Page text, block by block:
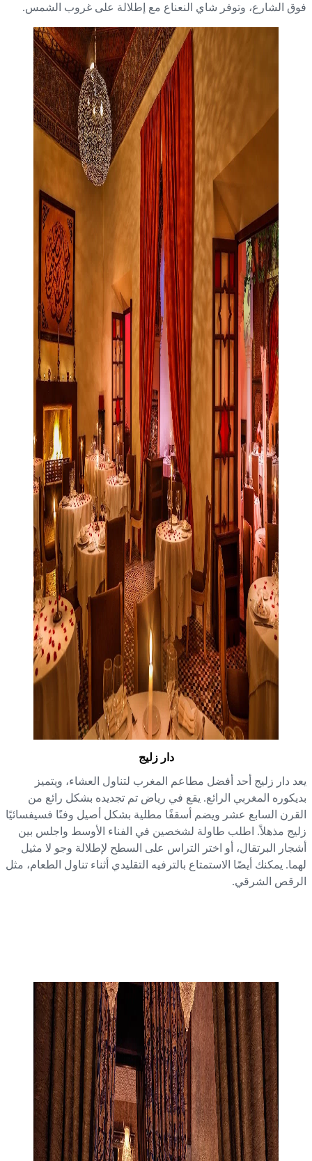
الشارع، وتوفر شاي النعناع مع إطلالة على غروب الشمس.
دار زليج
دار زليج أحد أفضل مطاعم المغرب لتناول العشاء، ويتميز
المغربي الرائع. يقع في رياض تم تجديده بشكل رائع من
السابع عشر ويضم أسقفًا مطلية بشكل أصيل وفنًا فسيفسائيًا
مذهلاً. اطلب طاولة لشخصين في الفناء الأوسط واجلس بين
البرتقال، أو اختر التراس على السطح لإطلالة وجو لا مثيل
يمكنك أيضًا الاستمتاع بالترفيه التقليدي أثناء تناول الطعام، مثل
الشرقي.